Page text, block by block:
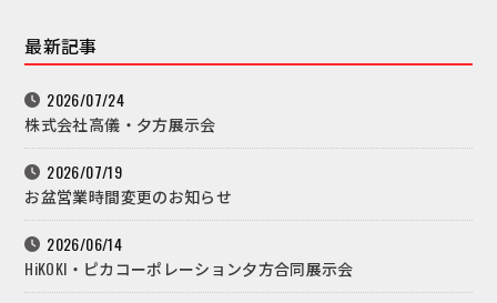
最新記事
2026/07/24
株式会社高儀・夕方展示会
2026/07/19
お盆営業時間変更のお知らせ
2026/06/14
HiKOKI・ピカコーポレーション夕方合同展示会